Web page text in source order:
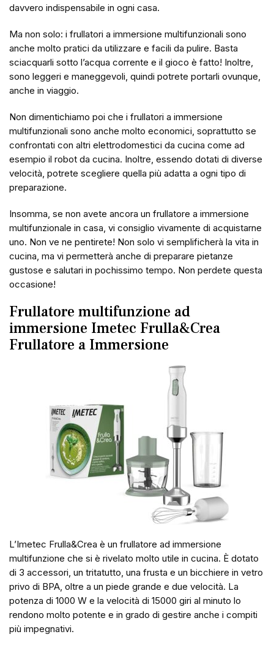
davvero indispensabile in ogni casa.
Ma non solo: i frullatori a immersione multifunzionali sono
anche molto pratici da utilizzare e facili da pulire. Basta
sciacquarli sotto l’acqua corrente e il gioco è fatto! Inoltre,
sono leggeri e maneggevoli, quindi potrete portarli ovunque,
anche in viaggio.
Non dimentichiamo poi che i frullatori a immersione
multifunzionali sono anche molto economici, soprattutto se
confrontati con altri elettrodomestici da cucina come ad
esempio il robot da cucina. Inoltre, essendo dotati di diverse
velocità, potrete scegliere quella più adatta a ogni tipo di
preparazione.
Insomma, se non avete ancora un frullatore a immersione
multifunzionale in casa, vi consiglio vivamente di acquistarne
uno. Non ve ne pentirete! Non solo vi semplificherà la vita in
cucina, ma vi permetterà anche di preparare pietanze
gustose e salutari in pochissimo tempo. Non perdete questa
occasione!
Frullatore multifunzione ad
immersione Imetec Frulla&Crea
Frullatore a Immersione
L’Imetec Frulla&Crea è un frullatore ad immersione
multifunzione che si è rivelato molto utile in cucina. È dotato
di 3 accessori, un tritatutto, una frusta e un bicchiere in vetro
privo di BPA, oltre a un piede grande e due velocità. La
potenza di 1000 W e la velocità di 15000 giri al minuto lo
rendono molto potente e in grado di gestire anche i compiti
più impegnativi.